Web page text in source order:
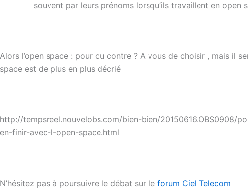
souvent par leurs prénoms lorsqu’ils travaillent en open
Alors l’open space : pour ou contre ? A vous de choisir , mais il
space est de plus en plus décrié
http://tempsreel.nouvelobs.com/bien-bien/20150616.OBS0908/
en-finir-avec-l-open-space.html
N’hésitez pas à poursuivre le débat sur le forum Ciel Telecom